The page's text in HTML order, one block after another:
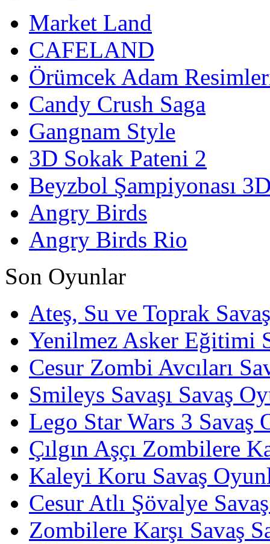
Market Land
CAFELAND
Örümcek Adam
Candy Crush Saga
Gangnam Style
3D Sokak Pateni 2
Beyzbol Şampiyonası
Angry Birds
Angry Birds Rio
Son Oyunlar
Ateş, Su ve Toprak
Yenilmez Asker Eğitimi
Cesur Zombi Avcıları
Smileys Savaşı Savaş
Lego Star Wars 3 Savaş
Çılgın Aşçı Zombilere
Kaleyi Koru Savaş
Cesur Atlı Şövalye
Zombilere Karşı Savaş